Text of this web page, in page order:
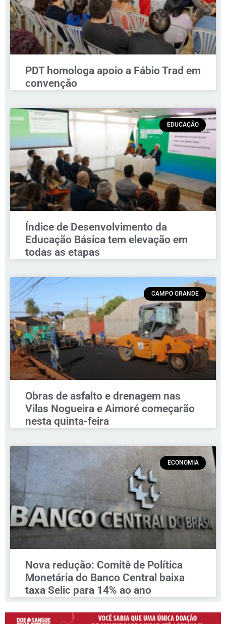
PDT homologa apoio a Fábio Trad em
convenção
EDUCAÇÃO
Índice de Desenvolvimento da
Educação Básica tem elevação em
todas as etapas
CAMPO GRANDE
Obras de asfalto e drenagem nas
Vilas Nogueira e Aimoré começarão
nesta quinta-feira
ECONOMIA
Nova redução: Comitê de Política
Monetária do Banco Central baixa
taxa Selic para 14% ao ano